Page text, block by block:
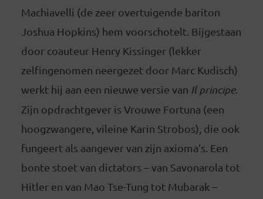
Machiavelli (de zeer overtuigende bariton
Joshua Hopkins) hem voorschotelt. Bijgestaan
door coauteur Henry Kissinger (lekker
zelfingenomen neergezet door Marc Kudisch)
werkt hij aan een nieuwe versie van Il principe.
Zijn opdrachtgever is Vrouwe Fortuna (een
hoogzwangere, vileine Karin Strobos), die ook
fungeert als aangever van zijn axioma’s. Een
bonte stoet van dictators – van Savonarola tot
Hitler en van Mao Tse-Tung tot Mubarak –